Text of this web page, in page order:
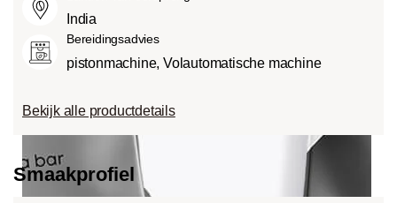
India
Bereidingsadvies
pistonmachine, Volautomatische machine
Bekijk alle productdetails
Smaakprofiel